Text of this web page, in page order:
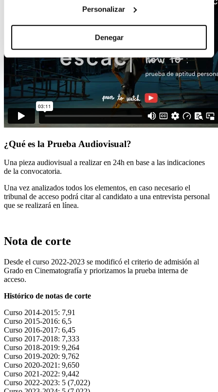
Personalizar
Denegar
¿Qué es la Prueba Audiovisual?
Una pieza audiovisual a realizar en 24h en base a las indicaciones
de la convocatoria.
Una vez analizados todos los elementos, en caso necesario el
tribunal de acceso podrá citar al candidato a una entrevista personal
que se realizará en línea.
Nota de corte
Desde el curso 2022-2023 se modificó el criterio de admisión al
Grado en Cinematografía y priorizamos la prueba interna de
acceso.
Histórico de notas de corte
Curso 2014-2015: 7,91
Curso 2015-2016: 6,5
Curso 2016-2017: 6,45
Curso 2017-2018: 7,333
Curso 2018-2019: 9,264
Curso 2019-2020: 9,762
Curso 2020-2021: 9,650
Curso 2021-2022: 9,442
Curso 2022-2023: 5 (7,022)